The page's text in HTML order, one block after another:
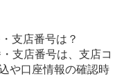
支店番号は？
支店番号は、支店コ
や口座情報の確認時